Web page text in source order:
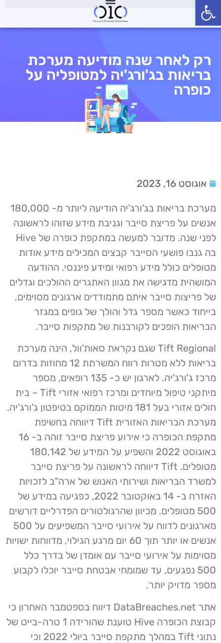
פתח סרגל נגישות
רק לאחר שנה מודיעה מערכת
בריאות בג'ורג'יה למטופליה על
כופרה
אוגוסט 16, 2023
מערכת בריאות בג'ורג'יה הודיעה ליותר מ- 180,000
אנשים על פריצת סייבר וגניבת מידע שזוהו לראשונה
לפני שנה. מדובר למעשה במתקפת כופרה של Hive
בה גנבו פושעי הסייבר קבצים המכילים מידע אודות
מטופלים כולל מידע רפואי ומידע פיננסי. ההודעה
המושהית מדגישה את מגוון האתגרים ההולכים וגדלים
של פריצות סייבר איתם מתמודדים ארגונים מסוימים,
בייחוד כאשר מספר גדל והולך של גופים במגזר
הבריאות הופכים לקורבנות של מתקפות סייבר.
Tift Regional שגם נקראת סאות'וול, הינה מערכת
בריאות ללא מטרות רווח המשרתת 12 מחוזות בדרום
מרכז ג'ורג'יה. לארגון יש כ- 135 רופאים, מספר
מיתקני טיפול מיוחדים ומרכז רפואי אזורי Tift – בית
חולים אזורי בעל 181 מיטות הממוקם בטיפטון ג'ורג'יה.
מערכת הבריאות האזורית Tift דיווחה בחשיפת
מתקפת הכופרה כי אירוע פריצת סייבר זוהה ב- 16
באוגוסט 2022 והשפיע על המידע של 180,142
מטופלים. Tift דיווחה לראשונה על פריצת סייבר
למשרד הבריאות ושירותי האנוש של ארה"ב לזכויות
האזרח ב- 14 באוקטובר 2022, כפגיעה במידע של
500 מטופלים. מכיוון שהרגולטורים הפדרליים דורשים
מארגונים לדווח על אירועי סייבר המשפיעים על 500
אנשים או יותר תוך 60 יום מרגע הגילוי, מדווחות ישויות
מסוימות על אירועי סייבר עם אומדן של בדרך כלל
500 נפגעים, עד שמומחי אבטחת סייבר יוכלו לקבוע
מספר מדויק יותר.
אתר DataBreaches.net דיווח בספטמבר האחרון כי
קבוצת הכופרה Hive טוענת שהורידה 1 טרה-בייט של
נתוני Tift במהלך מתקפת סייבר ביולי 2022 וכי